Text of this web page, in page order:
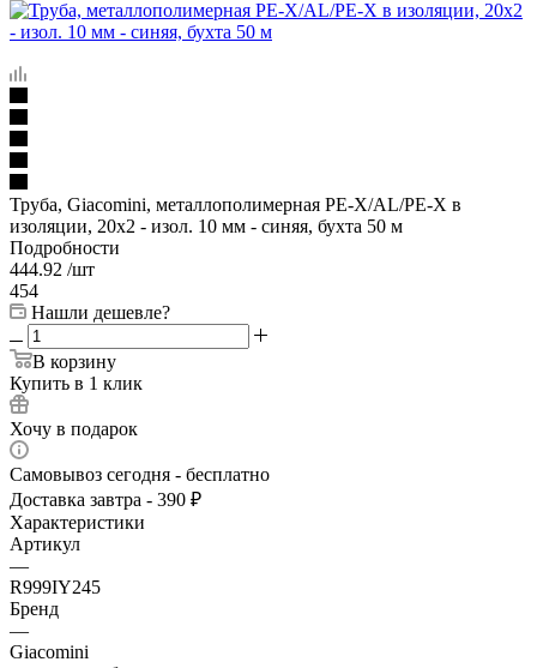
Труба, Giacomini, металлополимерная PE-X/AL/PE-X в
изоляции, 20x2 - изол. 10 мм - синяя, бухта 50 м
Подробности
444.92 /шт
454
Нашли дешевле?
В корзину
Купить в 1 клик
Хочу в подарок
Самовывоз сегодня - бесплатно
Доставка завтра - 390 ₽
Характеристики
Артикул
—
R999IY245
Бренд
—
Giacomini